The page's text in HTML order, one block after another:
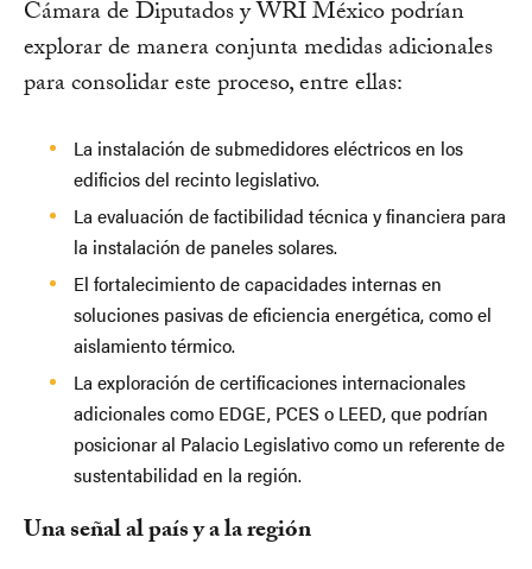
Cámara de Diputados y WRI México podrían
explorar de manera conjunta medidas adicionales
para consolidar este proceso, entre ellas:
La instalación de submedidores eléctricos en los
edificios del recinto legislativo.
La evaluación de factibilidad técnica y financiera para
la instalación de paneles solares.
El fortalecimiento de capacidades internas en
soluciones pasivas de eficiencia energética, como el
aislamiento térmico.
La exploración de certificaciones internacionales
adicionales como EDGE, PCES o LEED, que podrían
posicionar al Palacio Legislativo como un referente de
sustentabilidad en la región.
Una señal al país y a la región